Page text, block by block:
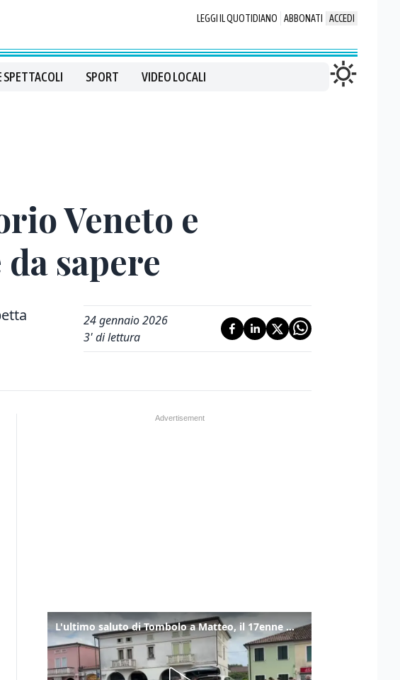
LEGGI IL QUOTIDIANO ABBONATI ACCEDI
SPETTACOLI SPORT VIDEO LOCALI
Veneto e
sapere
24 gennaio 2026
3' di lettura
L'ultimo saluto di Tombolo a Matteo, il 17enne morto di tumore. Il video